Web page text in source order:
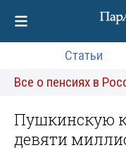
Статьи
Все о пенсиях в
Пушкинскую
девяти